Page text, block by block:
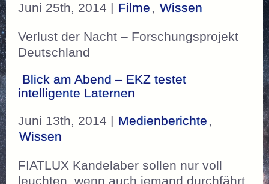
Juni 25th, 2014 | Filme , Wissen
Verlust der Nacht – Forschungsprojekt
Deutschland
Blick am Abend – EKZ testet
intelligente Laternen
Juni 13th, 2014 | Medienberichte ,
Wissen
FIATLUX Kandelaber sollen nur voll
leuchten, wenn auch jemand durchfährt.